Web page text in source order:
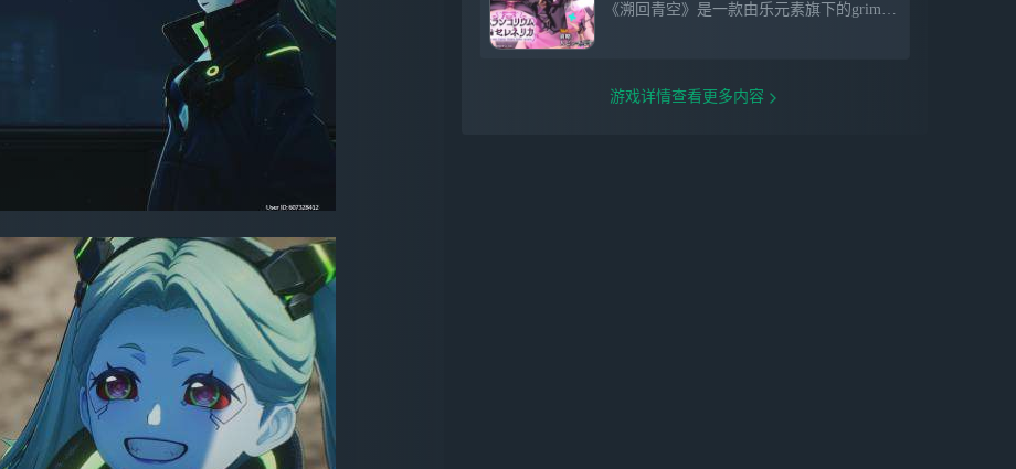
《溯回青空》是一款由乐元素旗下的grimoire制作的角色扮演手游，尽管国服已停服，但日服仍持续更新，新增角色设计吸引玩家关注。最新角色“暗虹”及粉毛泳装角色的立绘和卡牌展示了大胆的设计，角色个性鲜明，引发玩家的热烈讨论与期待。
游戏详情查看更多内容